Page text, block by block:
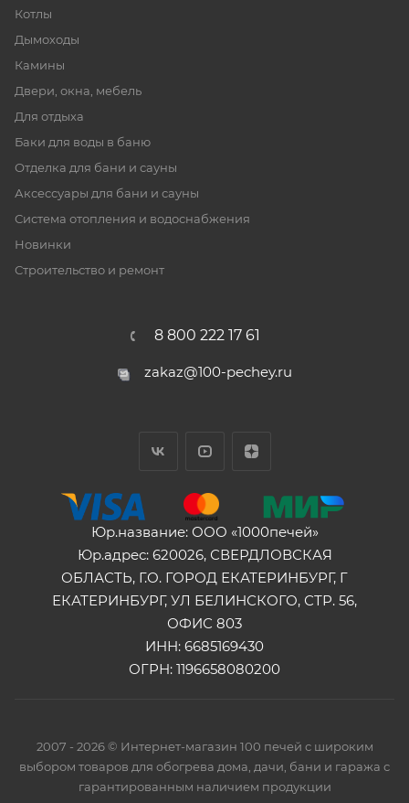
Котлы
Дымоходы
Камины
Двери, окна, мебель
Для отдыха
Баки для воды в баню
Отделка для бани и сауны
Аксессуары для бани и сауны
Система отопления и водоснабжения
Новинки
Строительство и ремонт
8 800 222 17 61
zakaz@100-pechey.ru
Юр.название: ООО «1000печей»
Юр.адрес: 620026, СВЕРДЛОВСКАЯ
ОБЛАСТЬ, Г.О. ГОРОД ЕКАТЕРИНБУРГ, Г
ЕКАТЕРИНБУРГ, УЛ БЕЛИНСКОГО, СТР. 56,
ОФИС 803
ИНН: 6685169430
ОГРН: 1196658080200
2007 - 2026 © Интернет-магазин 100 печей с широким
выбором товаров для обогрева дома, дачи, бани и гаража с
гарантированным наличием продукции